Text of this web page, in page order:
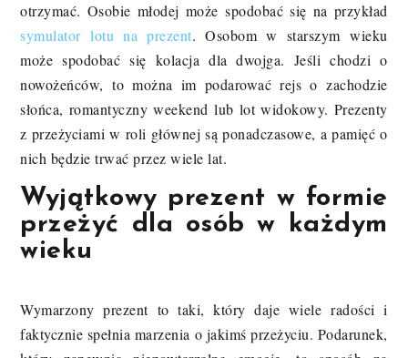
otrzymać. Osobie młodej może spodobać się na przykład
symulator lotu na prezent. Osobom w starszym wieku
może spodobać się kolacja dla dwojga. Jeśli chodzi o
nowożeńców, to można im podarować rejs o zachodzie
słońca, romantyczny weekend lub lot widokowy. Prezenty
z przeżyciami w roli głównej są ponadczasowe, a pamięć o
nich będzie trwać przez wiele lat.
Wyjątkowy prezent w formie
przeżyć dla osób w każdym
wieku
Wymarzony prezent to taki, który daje wiele radości i
faktycznie spełnia marzenia o jakimś przeżyciu. Podarunek,